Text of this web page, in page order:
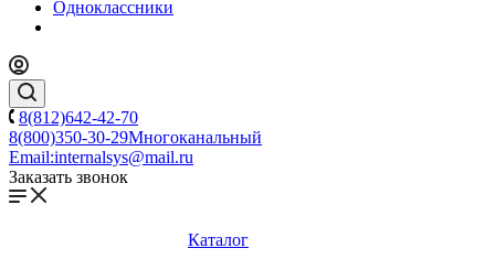
Одноклассники
8(812)642-42-70
8(800)350-30-29Многоканальный
Email:internalsys@mail.ru
Заказать звонок
Каталог